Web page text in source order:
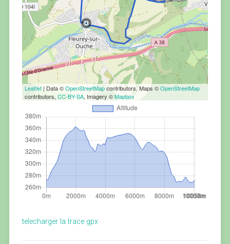
Leaflet| Data ©OpenStreetMapcontributors, Maps ©OpenStreetMap
contributors, CC-BY-SA, Imagery ©Mapbox
telecharger la trace gpx